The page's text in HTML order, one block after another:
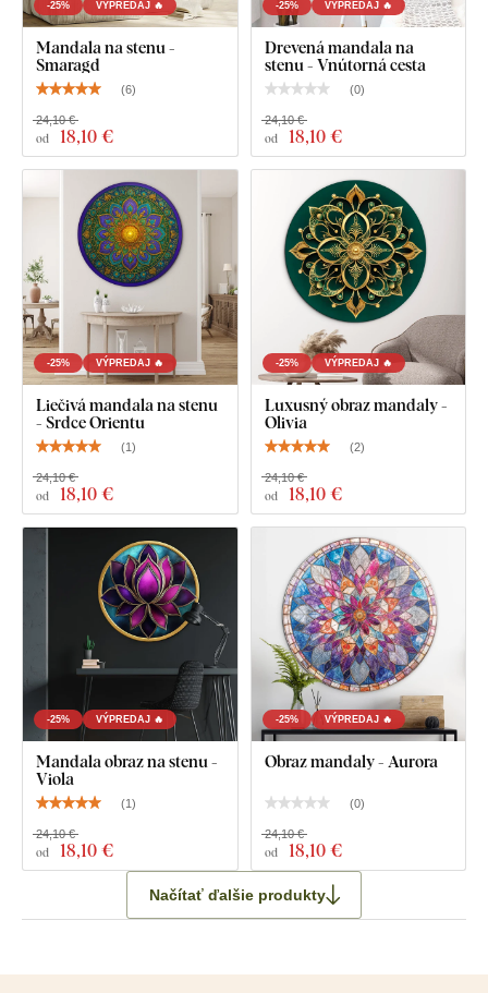
Čo nájdete v balíku?
Drevený obraz mandaly - Výnimočná
Vopred namontovaný háčik na druhej strane obrazu
Prehľadný návod na montáž
-25% VÝPREDAJ 🔥
Mandala na stenu -
Smaragd
(6)
od 18,10 €
24,10 €
-25% VÝPREDAJ 🔥
Drevená mandala na
stenu - Vnútorná cesta
(0)
od 18,10 €
24,10 €
-25% VÝPREDAJ 🔥
Liečivá mandala na stenu
- Srdce Orientu
(1)
od 18,10 €
24,10 €
-25% VÝPREDAJ 🔥
Luxusný obraz mandaly -
Olivia
(2)
od 18,10 €
24,10 €
-25% VÝPREDAJ 🔥
Mandala obraz na stenu -
Viola
(1)
od 18,10 €
24,10 €
-25% VÝPREDAJ 🔥
Obraz mandaly - Aurora
(0)
od 18,10 €
24,10 €
Načítať ďalšie produkty